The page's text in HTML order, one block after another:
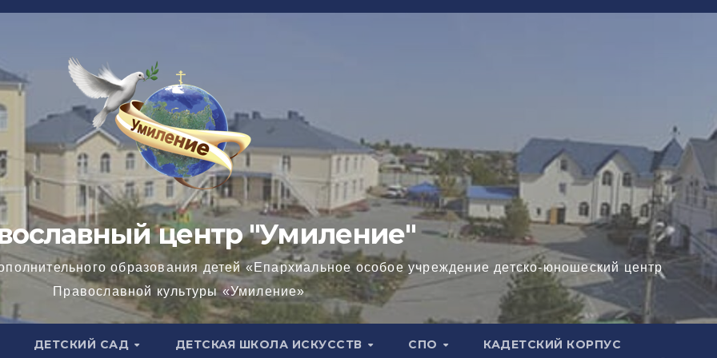
центр "Умиление"
образования детей «Епархиальное особое учреждение детско-юношеский центр
Православной культуры «Умиление»
ДЕТСКИЙ САД ДЕТСКАЯ ШКОЛА ИСКУССТВ СПО КАДЕТСКИЙ КОРПУС